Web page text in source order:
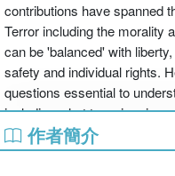
contributions have spanned
Terror including the morality
can be 'balanced' with
safety and individual rights.
questions essential to
including what terrorism is,
This volume collects all
six published essays and
作者簡介